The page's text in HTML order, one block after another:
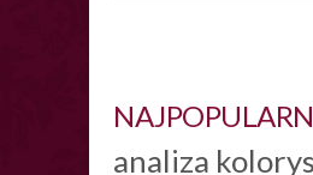
analiza